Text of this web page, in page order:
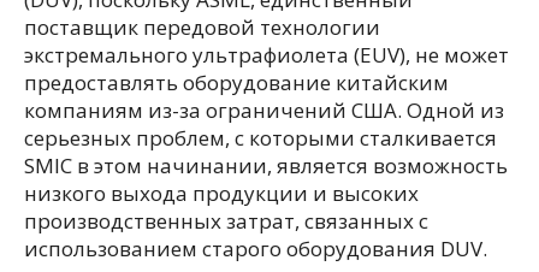
поставщик передовой технологии
экстремального ультрафиолета (EUV), не может
предоставлять оборудование китайским
компаниям из-за ограничений США. Одной из
серьезных проблем, с которыми сталкивается
SMIC в этом начинании, является возможность
низкого выхода продукции и высоких
производственных затрат, связанных с
использованием старого оборудования DUV.